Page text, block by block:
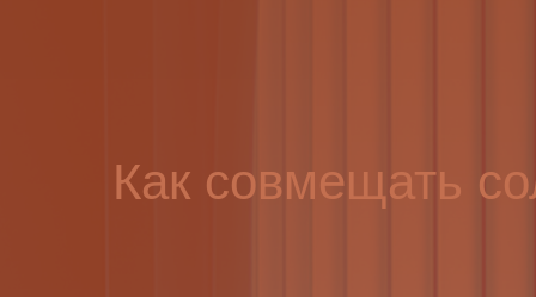
Как совмещать